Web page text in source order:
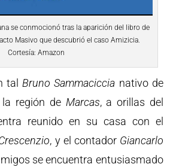
se conmocionó tras la aparición del libro de
Masivo que descubrió el caso Amizicia.
Cortesía: Amazon
talBruno Sammaciccia nativo de
región de Marcas, a orillas del
reunido en su casa con el
, y el contador Giancarlo
se encuentra entusiasmado